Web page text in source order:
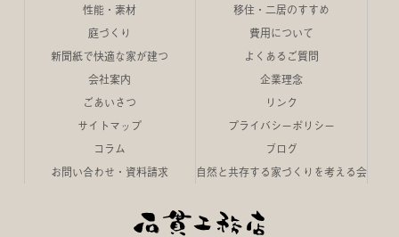
性能・素材
移住・二居のすすめ
庭づくり
費用について
新聞紙で快適な家が建つ
よくあるご質問
会社案内
企業理念
ごあいさつ
リンク
サイトマップ
プライバシーポリシー
コラム
ブログ
お問い合わせ・資料請求
自然と共存する家づくりを考える会